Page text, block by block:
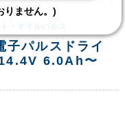
・オイルパルス
子パルスドライ
6.0Ah〜
りません。)